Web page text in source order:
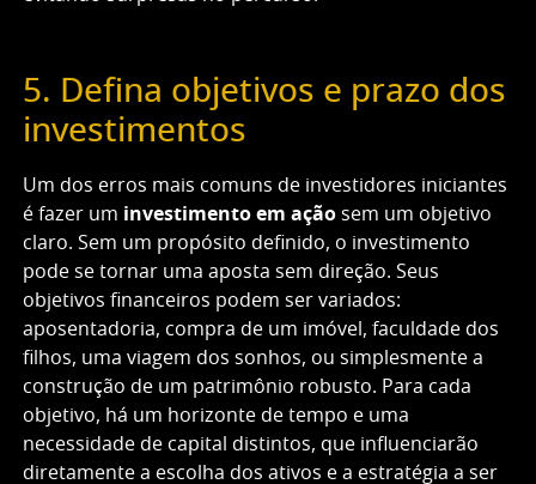
5. Defina objetivos e prazo dos
investimentos
Um dos erros mais comuns de investidores iniciantes
é fazer um investimento em ação sem um objetivo
claro. Sem um propósito definido, o investimento
pode se tornar uma aposta sem direção. Seus
objetivos financeiros podem ser variados:
aposentadoria, compra de um imóvel, faculdade dos
filhos, uma viagem dos sonhos, ou simplesmente a
construção de um patrimônio robusto. Para cada
objetivo, há um horizonte de tempo e uma
necessidade de capital distintos, que influenciarão
diretamente a escolha dos ativos e a estratégia a ser